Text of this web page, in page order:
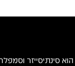
הוא סינתיסייזר